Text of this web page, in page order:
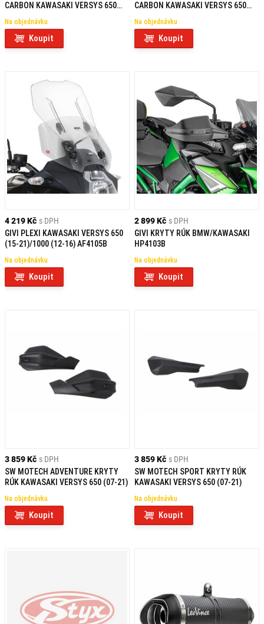
CARBON KAWASAKI VERSYS 650
650 (21-25) NEHOMOLOGOVANÝ
Na objednávku
Koupit
CARBON KAWASAKI VERSYS 650
650 (21-25) HOMOLOGOVANÝ
Na objednávku
Koupit
4 219 Kč s DPH
GIVI PLEXI KAWASAKI VERSYS 650
(15-21)/1000 (12-16) AF4105B
Na objednávku
Koupit
2 899 Kč s DPH
GIVI KRYTY RÚK BMW/KAWASAKI
HP4103B
Na objednávku
Koupit
3 859 Kč s DPH
SW MOTECH ADVENTURE KRYTY
RÚK KAWASAKI VERSYS 650 (07-21)
Na objednávku
Koupit
3 859 Kč s DPH
SW MOTECH SPORT KRYTY RÚK
KAWASAKI VERSYS 650 (07-21)
Na objednávku
Koupit